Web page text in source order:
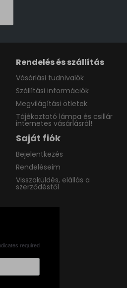
Rendelés és szállítás
Vásárlási tudnivalók
Szállítási információk
Megvilágítási ötletek
Tájékoztató lámpa és csillár
internetes vásárlásról!
Saját fiók
Bejelentkezés
Rendeléseim
Visszaküldés, elállás a
szerződéstől
required